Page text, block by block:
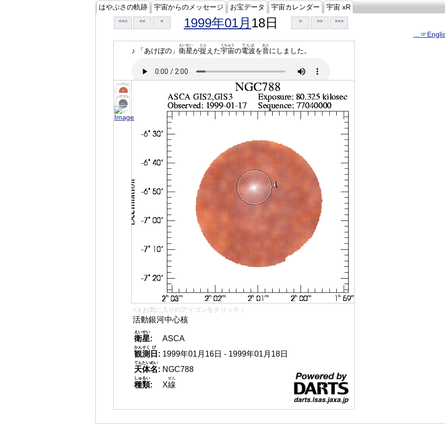
はやぶさの軌跡 宇宙からのメッセージ お宝データ 宇宙カレンダー 宇宙 xR
<<< << < 1999年01月 18日 > >> >>>
♪ 「あけぼの」 衛星
えいせい
が捉
とら
えた宇宙
うちゅう
の電波
でんぱ
を音
おと
にしました。
👈 お気に入りのアイコンをクリック！
活動銀河中心核
衛星
えいせい
:
ASCA
観測
かんそく
日
び
: 1999年01月16日 - 1999年01月18日
天体名
てんたいめい
: NGC788
種類
しゅるい
: X線
せん